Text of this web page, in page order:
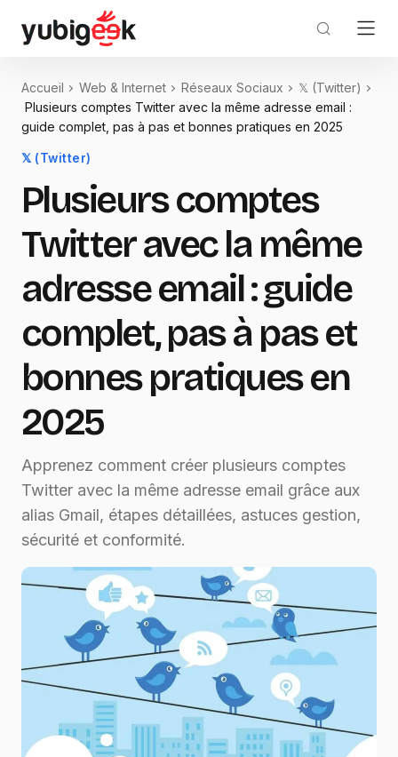
Accueil Web & Internet Réseaux Sociaux
𝕏 (Twitter)
Plusieurs comptes Twitter avec la même adresse email :
guide complet, pas à pas et bonnes pratiques en 2025
𝕏 (Twitter)
Plusieurs comptes
Twitter avec la même
adresse email : guide
complet, pas à pas et
bonnes pratiques en
2025
Apprenez comment créer plusieurs comptes
Twitter avec la même adresse email grâce aux
alias Gmail, étapes détaillées, astuces gestion,
sécurité et conformité.